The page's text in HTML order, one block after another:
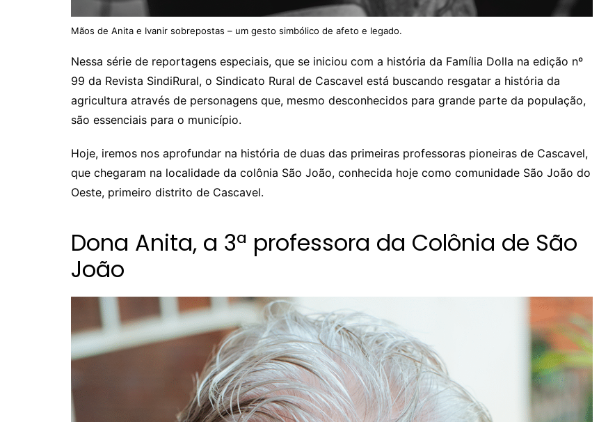
Mãos de Anita e Ivanir sobrepostas – um gesto simbólico de afeto e legado.
Nessa série de reportagens especiais, que se iniciou com a história da Família Dolla na edição nº
99 da Revista SindiRural, o Sindicato Rural de Cascavel está buscando resgatar a história da
agricultura através de personagens que, mesmo desconhecidos para grande parte da população,
são essenciais para o município.
Hoje, iremos nos aprofundar na história de duas das primeiras professoras pioneiras de Cascavel,
que chegaram na localidade da colônia São João, conhecida hoje como comunidade São João do
Oeste, primeiro distrito de Cascavel.
Dona Anita, a 3ª professora da Colônia de São
João